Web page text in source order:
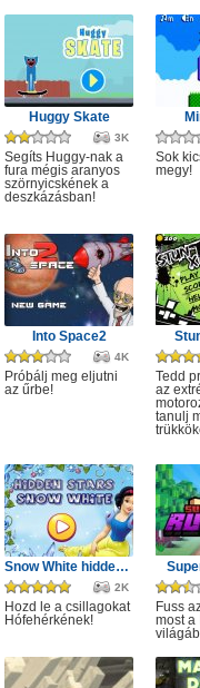
Huggy Skate
3K
Segíts Huggy-nak a
fura mégis aranyos
szörnyicskének a
deszkázásban!
Sok
megy!
Into Space2
4K
Próbálj meg eljutni
az űrbe!
Tedd
az
tanulj
Snow White hidden stars
2K
Hozd le a csillagokat
Hófehérkének!
Fuss
most a